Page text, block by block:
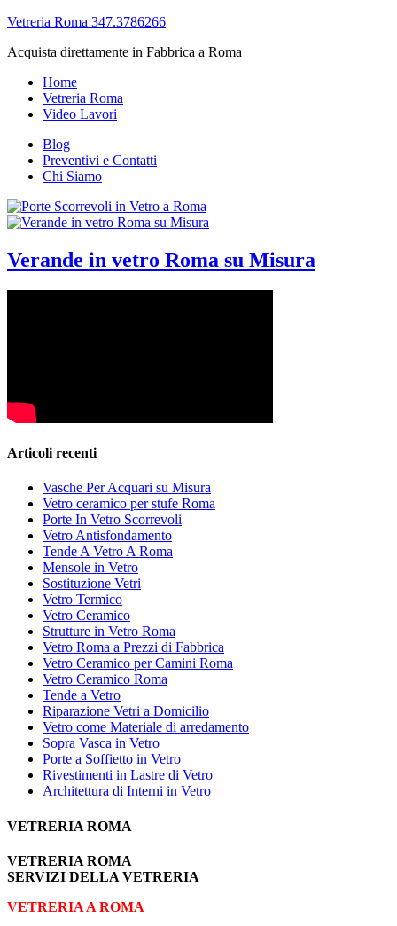
Vetreria Roma 347.3786266
Acquista direttamente in Fabbrica a Roma
Home
Vetreria Roma
Video Lavori
Blog
Preventivi e Contatti
Chi Siamo
Verande in vetro Roma su Misura
Articoli recenti
Vasche Per Acquari su Misura
Vetro ceramico per stufe Roma
Porte In Vetro Scorrevoli
Vetro Antisfondamento
Tende A Vetro A Roma
Mensole in Vetro
Sostituzione Vetri
Vetro Termico
Vetro Ceramico
Strutture in Vetro Roma
Vetro Roma a Prezzi di Fabbrica
Vetro Ceramico per Camini Roma
Vetro Ceramico Roma
Tende a Vetro
Riparazione Vetri a Domicilio
Vetro come Materiale di arredamento
Sopra Vasca in Vetro
Porte a Soffietto in Vetro
Rivestimenti in Lastre di Vetro
Architettura di Interni in Vetro
VETRERIA ROMA
VETRERIA ROMA
SERVIZI DELLA VETRERIA
VETRERIA A ROMA